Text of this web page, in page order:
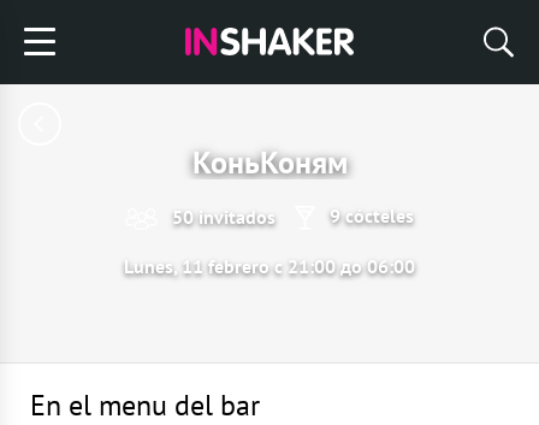
КоньКоням
50 invitados 9 cócteles
Lunes, 11 febrero с 21:00 до 06:00
En el menu del bar